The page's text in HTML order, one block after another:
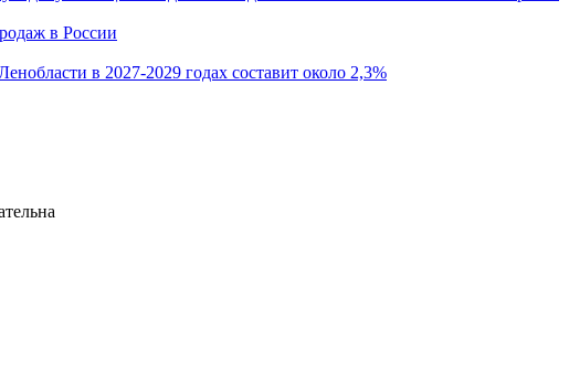
в России
в 2027-2029 годах составит около 2,3%